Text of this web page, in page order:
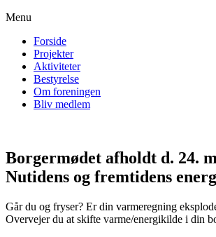
Menu
Forside
Projekter
Aktiviteter
Bestyrelse
Om foreningen
Bliv medlem
Borgermødet afholdt d. 24.
Nutidens og fremtidens
Går du og fryser? Er din varmeregning
Overvejer du at skifte varme/energikilde i din